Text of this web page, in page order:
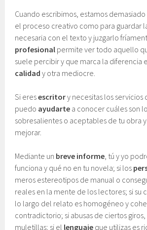
Cuando escribimos, estamos
el proceso creativo como para guardar
necesaria con el texto y juzgarlo
profesional permite ver todo aquello
suele percibir y que marca la diferencia
calidad y otra mediocre.
Si eresescritory necesitas los servicios
puedo ayudarte a conocer cuáles son
sobresalientes o aceptables de tu obra
mejorar.
Mediante un breve informe , tú y yo
funciona y qué no en tu novela; si los
meros estereotipos de manual o
reales en la mente de los lectores; si su
lo largo del relato es homogéneo y
contradictorio; si abusas de ciertos
muletillas; si el lenguaje que utilizas es